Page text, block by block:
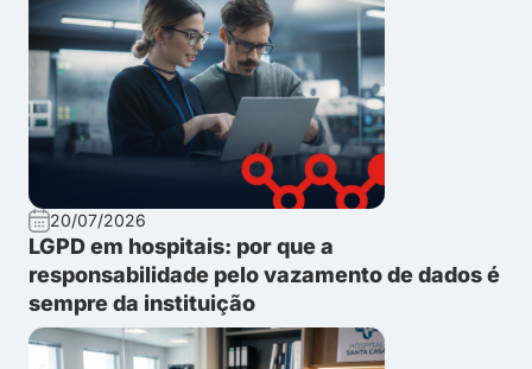
20/07/2026
LGPD em hospitais: por que a
responsabilidade pelo vazamento de dados é
sempre da instituição